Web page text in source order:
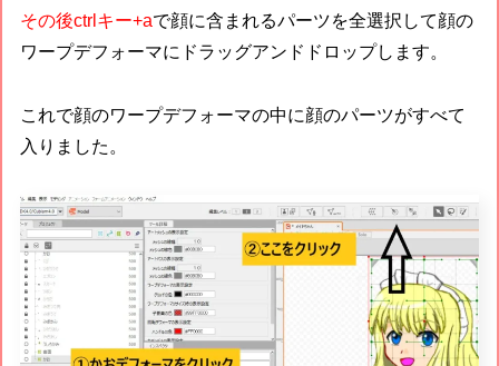
その後ctrlキー+aで顔に含まれるパーツを全選択して顔の
ワープデフォーマにドラッグアンドドロップします。
これで顔のワープデフォーマの中に顔のパーツがすべて
入りました。